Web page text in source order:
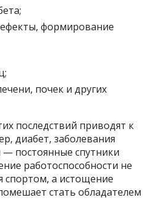
формирование
почек и других
последствий приводят к
диабет, заболевания
— постоянные спутники
работоспособности не
спортом, а истощение
стать обладателем